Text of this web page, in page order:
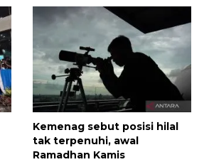
Kemenag sebut posisi hilal
tak terpenuhi, awal
Ramadhan Kamis